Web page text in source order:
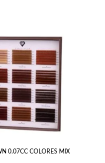
0.07CC COLORES MIX